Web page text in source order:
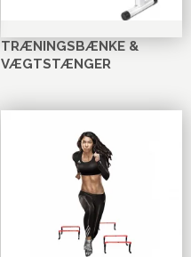
TRÆNINGSBÆNKE &
VÆGTSTÆNGER